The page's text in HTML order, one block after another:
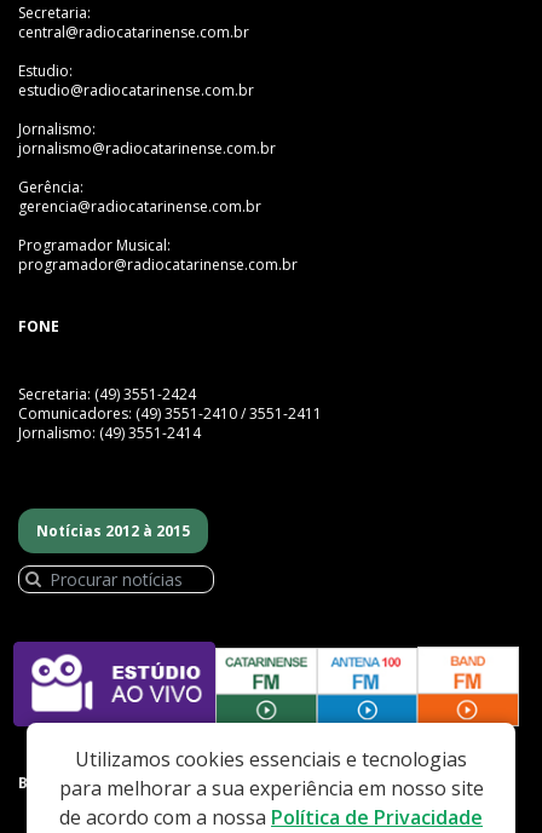
Secretaria:
central@radiocatarinense.com.br
Estudio:
estudio@radiocatarinense.com.br
Jornalismo:
jornalismo@radiocatarinense.com.br
Gerência:
gerencia@radiocatarinense.com.br
Programador Musical:
programador@radiocatarinense.com.br
FONE
Secretaria: (49) 3551-2424
Comunicadores: (49) 3551-2410 / 3551-2411
Jornalismo: (49) 3551-2414
Notícias 2012 à 2015
BAIXE NOSSO APP
Utilizamos cookies essenciais e tecnologias
para melhorar a sua experiência em nosso site
de acordo com a nossa Política de Privacidade